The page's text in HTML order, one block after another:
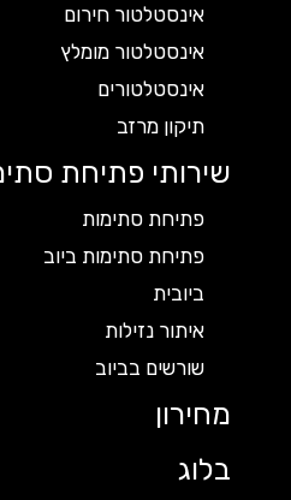
אינסטלטור חירום
אינסטלטור מומלץ
אינסטלטורים
תיקון מרזב
שירותי פתיחת סתימות
פתיחת סתימות
פתיחת סתימות ביוב
ביובית
איתור נזילות
שורשים בביוב
מחירון
בלוג